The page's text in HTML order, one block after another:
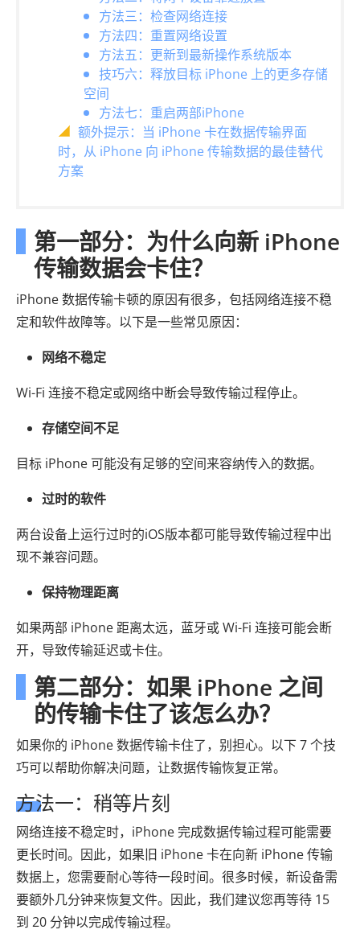
方法三：检查网络连接
方法四：重置网络设置
方法五：更新到最新操作系统版本
技巧六：释放目标 iPhone 上的更多存储
空间
方法七：重启两部iPhone
额外提示：当 iPhone 卡在数据传输界面
时，从 iPhone 向 iPhone 传输数据的最佳替代
方案
第一部分：为什么向新 iPhone
传输数据会卡住？
iPhone 数据传输卡顿的原因有很多，包括网络连接不稳
定和软件故障等。以下是一些常见原因：
网络不稳定
Wi-Fi 连接不稳定或网络中断会导致传输过程停止。
存储空间不足
目标 iPhone 可能没有足够的空间来容纳传入的数据。
过时的软件
两台设备上运行过时的iOS版本都可能导致传输过程中出
现不兼容问题。
保持物理距离
如果两部 iPhone 距离太远，蓝牙或 Wi-Fi 连接可能会断
开，导致传输延迟或卡住。
第二部分：如果 iPhone 之间
的传输卡住了该怎么办？
如果你的 iPhone 数据传输卡住了，别担心。以下 7 个技
巧可以帮助你解决问题，让数据传输恢复正常。
方法一：稍等片刻
网络连接不稳定时，iPhone 完成数据传输过程可能需要
更长时间。因此，如果旧 iPhone 卡在向新 iPhone 传输
数据上，您需要耐心等待一段时间。很多时候，新设备需
要额外几分钟来恢复文件。因此，我们建议您再等待 15
到 20 分钟以完成传输过程。